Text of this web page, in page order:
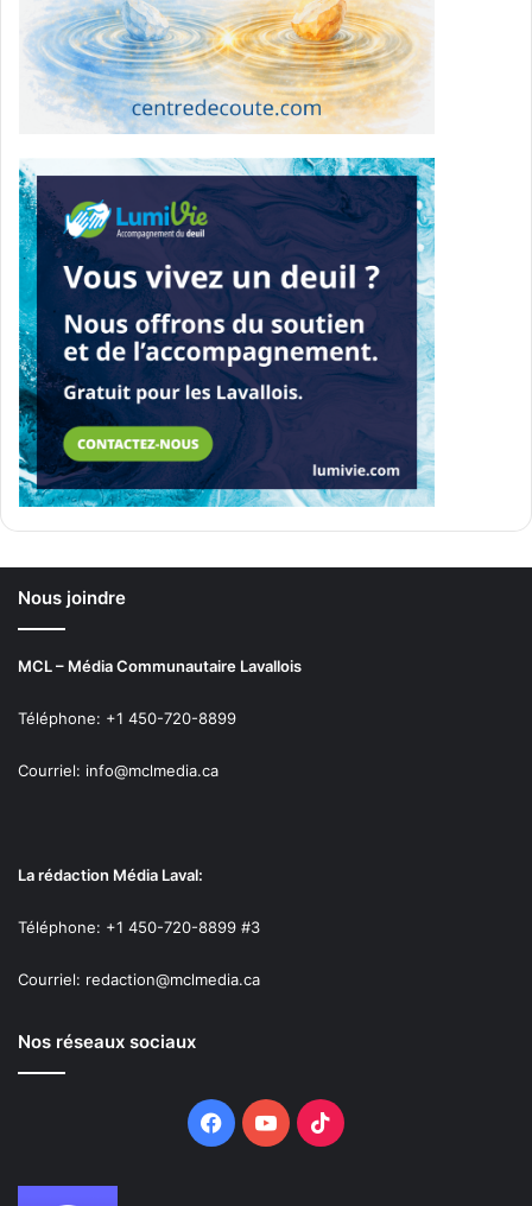
Nous joindre
MCL – Média Communautaire Lavallois
Téléphone: +1 450-720-8899
Courriel: info@mclmedia.ca
La rédaction Média Laval:
Téléphone: +1 450-720-8899 #3
Courriel: redaction@mclmedia.ca
Nos réseaux sociaux
Facebook
YouTubeTikTok